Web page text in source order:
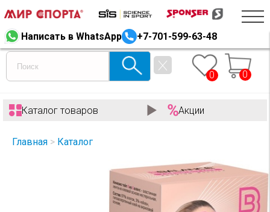
Написать в WhatsApp +7-701-599-63-48
0 0
Каталог товаров Акции
Главная > Каталог